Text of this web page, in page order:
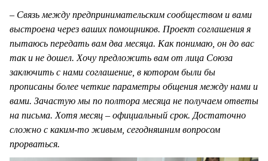
– Связь между предпринимательским сообществом и вами
выстроена через ваших помощников. Проект соглашения я
пытаюсь передать вам два месяца. Как понимаю, он до вас
так и не дошел. Хочу предложить вам от лица Союза
заключить с нами соглашение, в котором были бы
прописаны более четкие параметры общения между нами и
вами. Зачастую мы по полтора месяца не получаем ответы
на письма. Хотя месяц – официальный срок. Достаточно
сложно с каким-то живым, сегодняшним вопросом
прорваться.